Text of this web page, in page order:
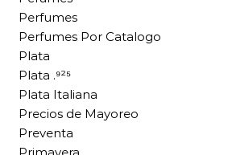
Perfumes
Perfumes Por Catalogo
Plata
Plata .⁹²⁵
Plata Italiana
Precios de Mayoreo
Preventa